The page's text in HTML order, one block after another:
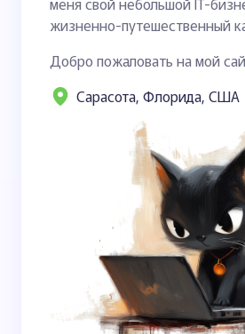
жизненно-путешественный
Добро пожаловать на мой
Сарасота, Флорида, США